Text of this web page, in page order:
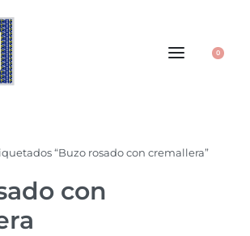
0
“Buzo rosado con cremallera”
con